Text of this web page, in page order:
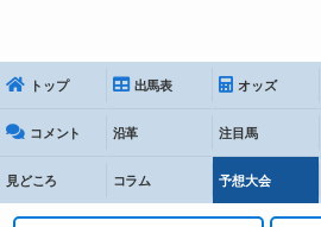
トップ 出馬表 オッズ
コメント 沿革 注目馬
見どころ コラム 予想大会